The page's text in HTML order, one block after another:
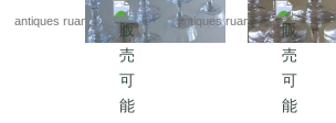
antiques ruan antiques ruan